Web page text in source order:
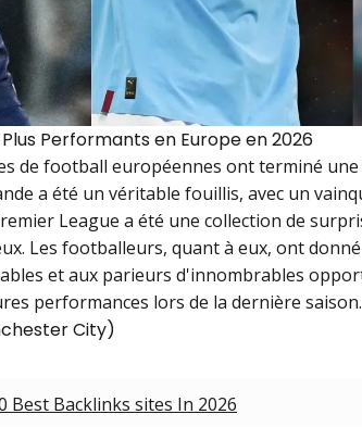
Performants en Europe en 2026
de football européennes ont terminé
a été un véritable fouillis, avec un
League a été une collection de
Les footballeurs, quant à eux, ont
et aux parieurs d'innombrables
performances lors de la dernière saison.
City)
Best Backlinks sites In 2026